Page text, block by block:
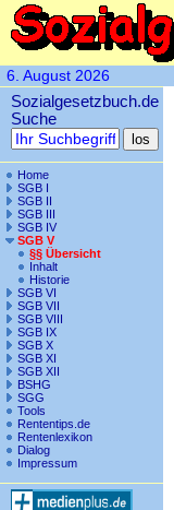
6. August 2026
Sozialgesetzbuch.de
Suche
Home
SGB I
SGB II
SGB III
SGB IV
SGB V
§§ Übersicht
Inhalt
Historie
SGB VI
SGB VII
SGB VIII
SGB IX
SGB X
SGB XI
SGB XII
BSHG
SGG
Tools
Rententips.de
Rentenlexikon
Dialog
Impressum